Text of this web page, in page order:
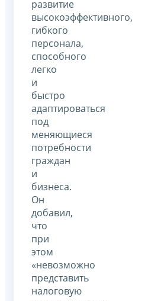
развитие
высокоэффективного,
гибкого
персонала,
способного
легко
и
быстро
адаптироваться
под
меняющиеся
потребности
граждан
и
бизнеса.
Он
добавил,
что
при
этом
«невозможно
представить
налоговую